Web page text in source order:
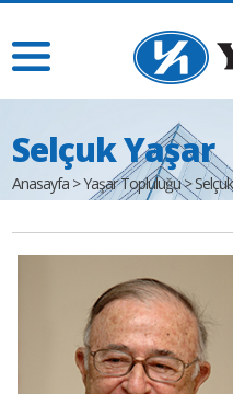
Selçuk Yaşar
Anasayfa >Yaşar Topluluğu>